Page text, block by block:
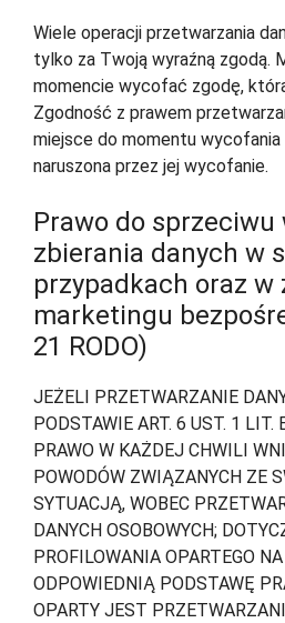
Wiele operacji przetwarzania
tylko za Twoją wyraźną zgodą.
momencie wycofać zgodę,
Zgodność z prawem
miejsce do momentu wycofania
naruszona przez jej wycofanie.
Prawo do sprzeciwu
zbierania danych w
przypadkach oraz w
marketingu
21 RODO)
JEŻELI PRZETWARZANIE
PODSTAWIE ART. 6 UST. 1 LIT.
PRAWO W KAŻDEJ CHWILI
POWODÓW ZWIĄZANYCH ZE
SYTUACJĄ, WOBEC
DANYCH OSOBOWYCH;
PROFILOWANIA OPARTEGO
ODPOWIEDNIĄ PODSTAWĘ
OPARTY JEST